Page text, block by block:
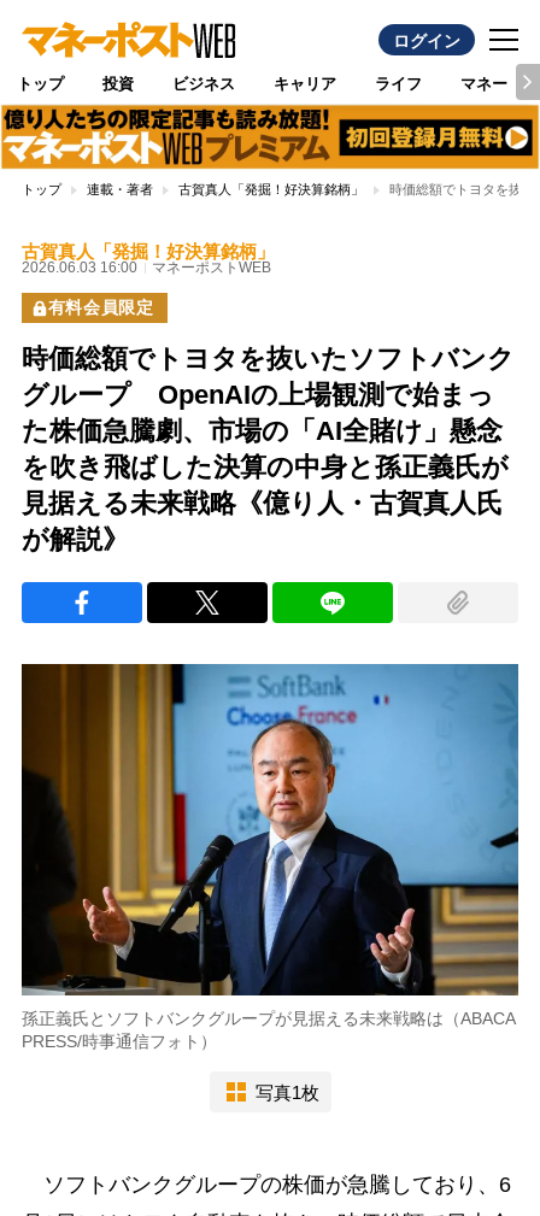
ログイン
トップ 投資 ビジネス キャリア ライフ マネー
トップ 連載・著者 古賀真人「発掘！好決算銘柄」 時価総額でトヨタを抜
古賀真人「発掘！好決算銘柄」
2026.06.03 16:00 マネーポストWEB
有料会員限定
時価総額でトヨタを抜いたソフトバンク
グループ OpenAIの上場観測で始まっ
た株価急騰劇、市場の「AI全賭け」懸念
を吹き飛ばした決算の中身と孫正義氏が
見据える未来戦略《億り人・古賀真人氏
が解説》
孫正義氏とソフトバンクグループが見据える未来戦略は（ABACA
PRESS/時事通信フォト）
写真1枚
ソフトバンクグループの株価が急騰しており、6